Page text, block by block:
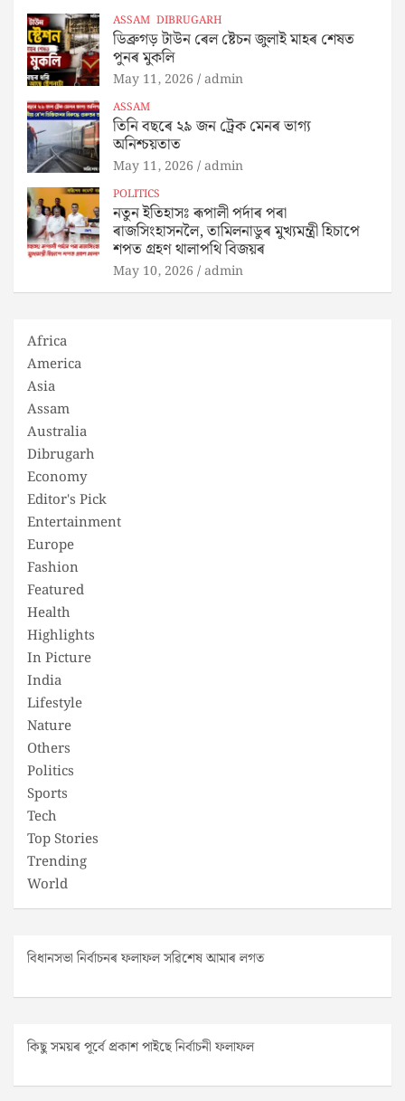
ASSAM DIBRUGARH
ডিব্ৰুগড় টাউন ৰেল ষ্টেচন জুলাই মাহৰ শেষত
পুনৰ মুকলি
May 11, 2026 admin
ASSAM
তিনি বছৰে ২৯ জন ট্ৰেক মেনৰ ভাগ্য
অনিশ্চয়তাত
May 11, 2026 admin
POLITICS
নতুন ইতিহাসঃ ৰূপালী পৰ্দাৰ পৰা
ৰাজসিংহাসনলৈ, তামিলনাডুৰ মুখ্যমন্ত্ৰী হিচাপে
শপত গ্ৰহণ থালাপথি বিজয়ৰ
May 10, 2026 admin
Africa
America
Asia
Assam
Australia
Dibrugarh
Economy
Editor's Pick
Entertainment
Europe
Fashion
Featured
Health
Highlights
In Picture
India
Lifestyle
Nature
Others
Politics
Sports
Tech
Top Stories
Trending
World
বিধানসভা নিৰ্বাচনৰ ফলাফল সৱিশেষ আমাৰ লগত
কিছু সময়ৰ পূৰ্বে প্ৰকাশ পাইছে নিৰ্বাচনী ফলাফল